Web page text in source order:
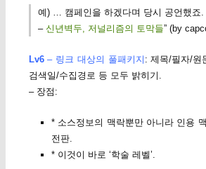
예) … 캠페인을 하겠다며 당시 공언했죠.
– 신년벽두, 저널리즘의 토막들” (by
Lv6– 링크 대상의 풀패키지 : 제목/필자/원
검색일/수집경로 등 모두 밝히기.
– 장점:
* 소스정보의 맥락뿐만 아니라 인용
전판.
* 이것이 바로 ‘학술 레벨’.